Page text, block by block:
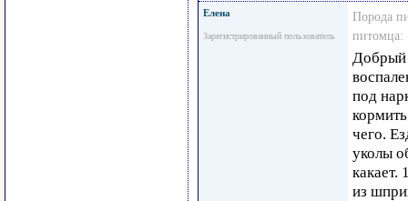
Елена
Зарегистрированный пользователь
Порода
питомца:
Добрый
под
чего.
уколы
какает.
из